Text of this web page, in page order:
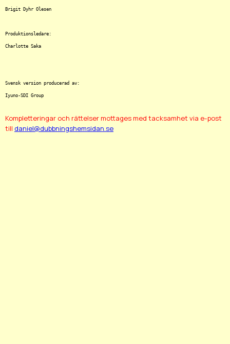
Brigit Dyhr Olesen
Produktionsledare:
Charlotte Saka
Svensk version producerad av:
Kompletteringar och rättelser mottages med tacksamhet via e-post
till daniel@dubbningshemsidan.se